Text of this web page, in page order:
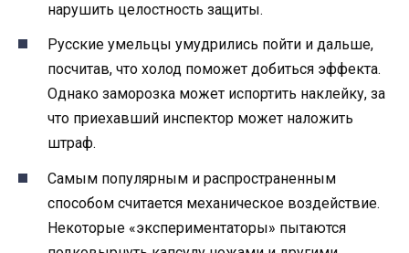
нарушить целостность защиты.
Русские умельцы умудрились пойти и дальше,
посчитав, что холод поможет добиться эффекта.
Однако заморозка может испортить наклейку, за
что приехавший инспектор может наложить
штраф.
Самым популярным и распространенным
способом считается механическое воздействие.
Некоторые «экспериментаторы» пытаются